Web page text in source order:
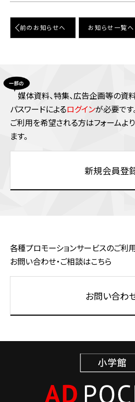
前のお知らせへ お知らせ⼀覧へ
媒体資料、特集、広告企画等の資
パスワードによるログインが必要です
ご利⽤を希望される⽅はフォームよ
ます。
新規会員登
各種プロモーションサービスのご利
お問い合わせ・ご相談はこちら
お問い合わ